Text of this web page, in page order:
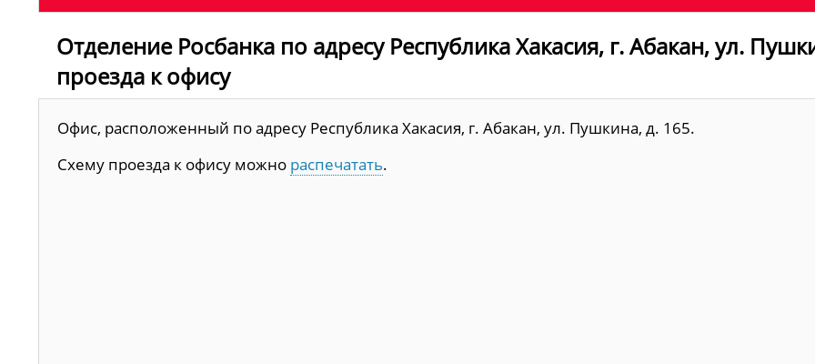
Отделение Росбанка по адресу Республика Хакасия, г. Абакан, ул.
проезда к офису
Офис, расположенный по адресу Республика Хакасия, г. Абакан, ул. Пушкина, д. 165.
Схему проезда к офису можно распечатать.